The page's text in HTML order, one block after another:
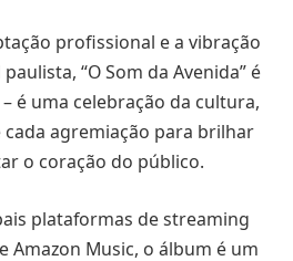
profissional e a vibração
“O Som da Avenida” é
é uma celebração da cultura,
cada agremiação para brilhar
o coração do público.
plataformas de streaming
Amazon Music, o álbum é um